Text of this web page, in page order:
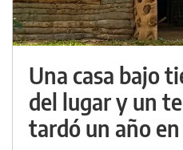
Una casa bajo
del lugar y un
tardó un año